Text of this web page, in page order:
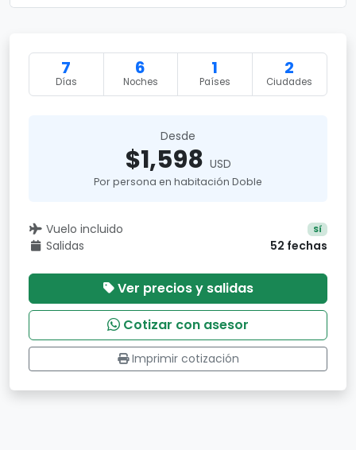
7
Días
6
Noches
1
Países
2
Ciudades
Desde
$1,598 USD
Por persona en habitación Doble
Vuelo incluido Sí
Salidas 52 fechas
Ver precios y salidas
Cotizar con asesor
Imprimir cotización